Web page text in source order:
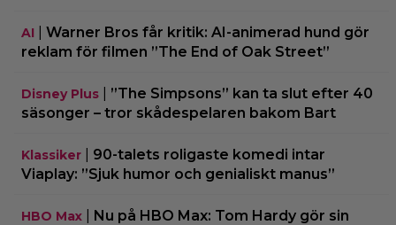
AI
Warner Bros får kritik: AI-animerad hund gör
reklam för filmen ”The End of Oak Street”
Disney Plus
”The Simpsons” kan ta slut efter 40
säsonger – tror skådespelaren bakom Bart
Klassiker
90-talets roligaste komedi intar
Viaplay: ”Sjuk humor och genialiskt manus”
HBO Max
Nu på HBO Max: Tom Hardy gör sin